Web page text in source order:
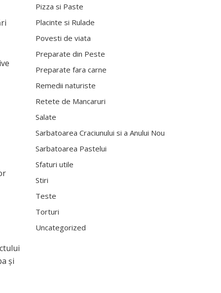
şi
Pizza si Paste
Placinte si Rulade
Povesti de viata
Preparate din Peste
Preparate fara carne
Remedii naturiste
Retete de Mancaruri
Salate
Sarbatoarea Craciunului si a Anului Nou
Sarbatoarea Pastelui
Sfaturi utile
Stiri
Teste
Torturi
Uncategorized